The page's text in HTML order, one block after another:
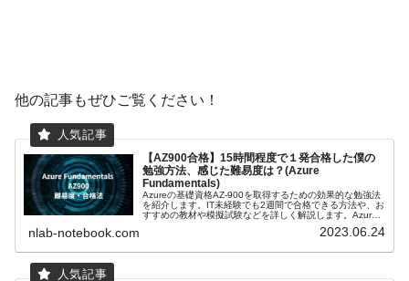
他の記事もぜひご覧ください！
【AZ900合格】15時間程度で１発合格した僕の
勉強方法、感じた難易度は？(Azure
Fundamentals)
Azureの基礎資格AZ-900を取得するための効果的な勉強法
を紹介します。IT未経験でも2週間で合格できる方法や、お
すすめの教材や模擬試験などを詳しく解説します。Azure
nlab-notebook.com 2023.06.24